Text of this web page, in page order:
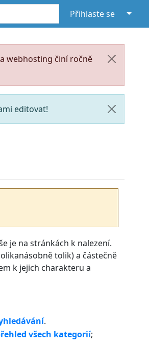
Přihlaste se ↓
webhosting činí ročně
editovat!
je na stránkách k nalezení.
tolik) a částečně
k jejich charakteru a
.
všech kategorií;